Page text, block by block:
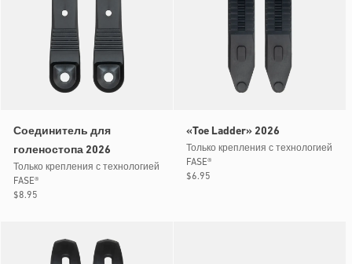
Соединитель для
голеностопа 2026
Только крепления с технологией
FASE®
Обычная
$8.95
«Toe Ladder» 2026
Только крепления с технологией
FASE®
Обычная
$6.95